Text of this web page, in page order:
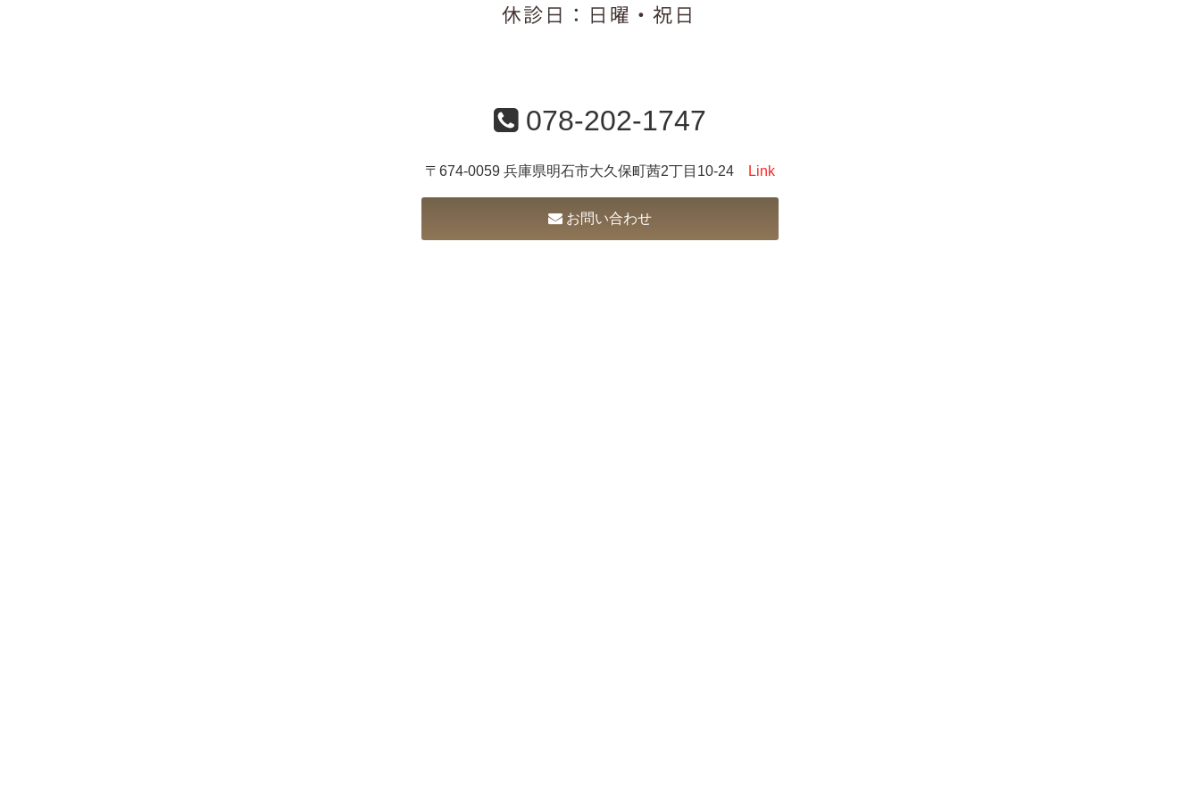
078-202-1747
〒674-0059 兵庫県明石市大久保町茜2丁目10-24 Link
お問い合わせ